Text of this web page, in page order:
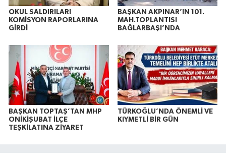
OKUL SALDIRILARI
KOMİSYON RAPORLARINA
GİRDİ
BAŞKAN AKPINAR’IN 101.
MAH.TOPLANTISI
BAĞLARBAŞI’NDA
BAŞKAN TOPTAŞ’TAN MHP
ONİKİŞUBAT İLÇE
TEŞKİLATINA ZİYARET
TÜRKOĞLU’NDA ÖNEMLİ VE
KIYMETLİ BİR GÜN